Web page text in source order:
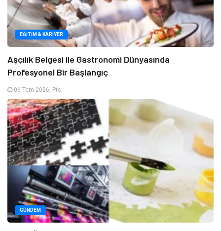
EĞITIM & KARIYER
Aşçılık Belgesi ile Gastronomi Dünyasında
Profesyonel Bir Başlangıç
06 Tem 2026, Pts
GÜNDEM